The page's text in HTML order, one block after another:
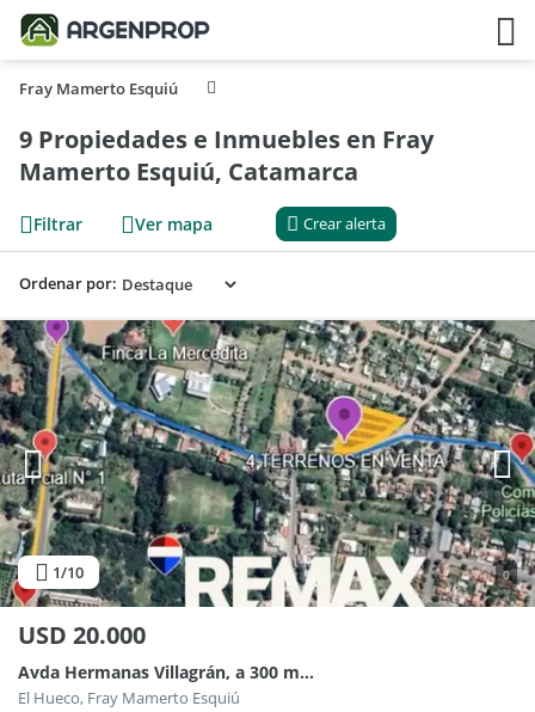
Fray Mamerto Esquiú
9 Propiedades e Inmuebles en Fray
Mamerto Esquiú, Catamarca
Filtrar Ver mapa Crear alerta
Ordenar por:
1/10 0
USD 20.000
Avda Hermanas Villagrán, a 300 metros de Ruta Pcial N° 1 100
El Hueco, Fray Mamerto Esquiú